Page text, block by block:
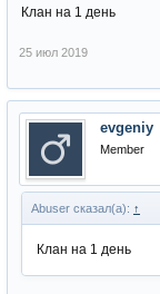
Клан на 1 день
25 июл 2019
evgeniy
Member
Abuser сказал(а): ↑
Клан на 1 день